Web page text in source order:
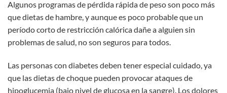
Algunos programas de pérdida rápida de peso son poco más
que dietas de hambre, y aunque es poco probable que un
período corto de restricción calórica dañe a alguien sin
problemas de salud, no son seguros para todos.
Las personas con diabetes deben tener especial cuidado, ya
que las dietas de choque pueden provocar ataques de
hipoglucemia (bajo nivel de glucosa en la sangre). Los dolores